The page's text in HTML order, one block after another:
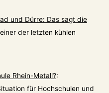
und Dürre: Das sagt die
der letzten kühlen
Rhein-Metall?:
für Hochschulen und